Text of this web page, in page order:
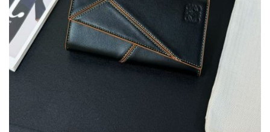
管
せ
2026人気特集
バッグ
財布
時計
服
ズボン
衣装セット
靴
住まい用品
アクセサリー
ベルト
スカーフ
ース
小物